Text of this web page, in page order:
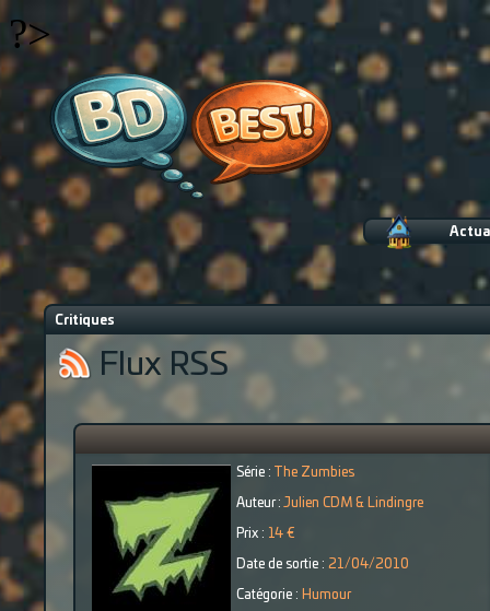
?>
Critiques
Flux RSS
Série : The Zumbies
Auteur : Julien CDM & Lindingre
Prix : 14 €
Date de sortie : 21/04/2010
Catégorie : Humour